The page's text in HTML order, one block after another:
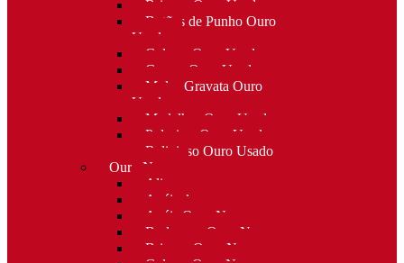
Brincos Ouro Usado
Botões de Punho Ouro
Usado
Colares Ouro Usado
Cruzes Ouro Usado
Molas Gravata Ouro
Usado
Medalhas Ouro Usado
Pulseiras Ouro Usado
Religioso Ouro Usado
Ouro Novo
Alianças
Anéis de curso
Anéis Ouro Novo
Berloques Ouro Novo
Brincos Ouro Novo